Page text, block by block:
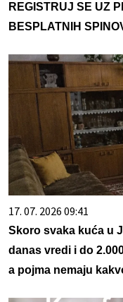
REGISTRUJ SE UZ
BESPLATNIH
17. 07. 2026 09:41
Skoro svaka kuća u
danas vredi i do
a pojma nemaju